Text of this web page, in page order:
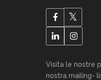
Visita le nostre
nostra mailing-